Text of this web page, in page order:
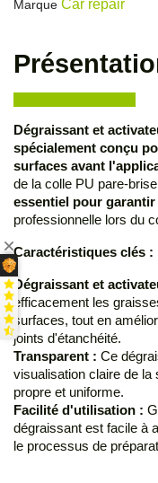
Marque Car repair
Dégraissant et
spécialement conçu
surfaces avant
de la colle PU pare-
essentiel pour
professionnelle lors du
Caractéristiques clés :
Dégraissant et
efficacement les
surfaces, tout en
joints d'étanchéité.
Transparent : Ce
visualisation claire de la
propre et uniforme.
Facilité d'utilisation :
dégraissant est facile à
le processus de